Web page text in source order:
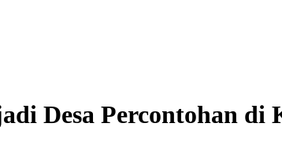
Desa Percontohan di